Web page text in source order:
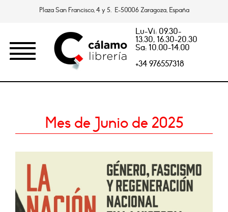
Plaza San Francisco, 4 y 5. E-50006 Zaragoza, España
Lu-Vi: 09.30-
13.30, 16.30-20.30
Sa: 10.00-14.00
+34 976557318
Mes de Junio de 2025